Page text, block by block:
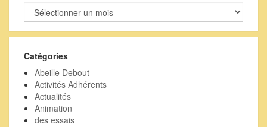
Toutes
nos
activités
Catégories
Abeille Debout
Activités Adhérents
Actualités
Animation
des essais